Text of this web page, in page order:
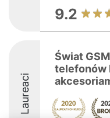
9.2
Laureaci
Świat
telefonów